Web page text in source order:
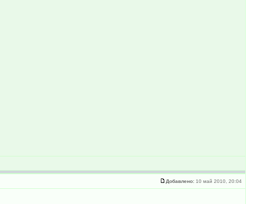
Добавлено: 10 май 2010, 20:04